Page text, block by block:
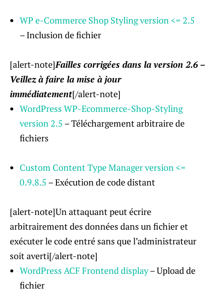
WP e-Commerce Shop Styling version <= 2.5
– Inclusion de fichier
[alert-note]Failles corrigées dans la version 2.6 –
Veillez à faire la mise à jour
immédiatement[/alert-note]
WordPress WP-Ecommerce-Shop-Styling
version 2.5 – Téléchargement arbitraire de
fichiers
Custom Content Type Manager version <=
0.9.8.5 – Exécution de code distant
[alert-note]Un attaquant peut écrire
arbitrairement des données dans un fichier et
exécuter le code entré sans que l’administrateur
soit averti[/alert-note]
WordPress ACF Frontend display– Upload de
fichier